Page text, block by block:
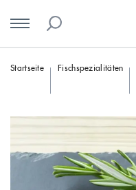
SkipStartseite Fischspezialitäten